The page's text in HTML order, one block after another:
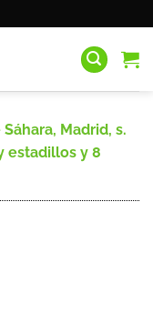
Madrid, s.
estadillos y 8